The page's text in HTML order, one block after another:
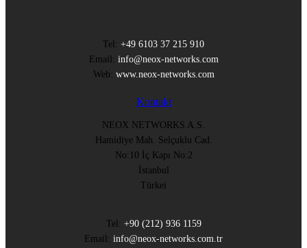
Tel: +49 6103 37 215 910
Email: info@neox-networks.com
Web: www.neox-networks.com
Kontakt
NEOX NETWORKS A.S.
Hamidiye Mah. Selçuklu Cad.
No:10 İç Kapı No:2
İstanbul
Türkei
Tel: +90 (212) 936 1159
Email: info@neox-networks.com.tr